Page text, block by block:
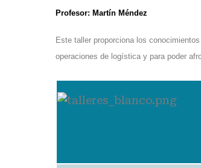
Profesor: Martín Méndez
Este taller proporciona los
operaciones de logística y para poder